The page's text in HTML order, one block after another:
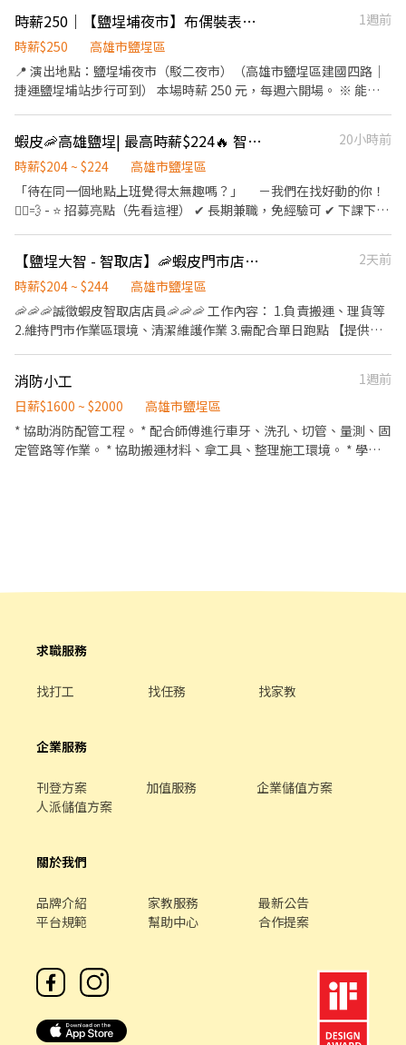
有冷氣！有冷氣！不用擔心廚房悶熱！夥伴們活力、好相處～ 出勤
與工作表現良好，通過階段性考核即享有調薪機會，付出看得見！
我們珍惜每一位夥伴，致力打造優質的工作環境，也提供完整的學
習資源與成長空間。看似簡單的飲品，富含我們引以為傲的堅持與
力💪 #短期勿試 #非誠勿擾 #可排時間多、穩定者優先考慮 #需具備
駕照與機車
時薪250｜【鹽埕埔夜市】布偶裝表演｜自主報班・無經驗可
1週前
時薪$250
高雄市鹽埕區
📍 演出地點：鹽埕埔夜市（駁二夜市）（高雄市鹽埕區建國四路｜
捷運鹽埕埔站步行可到） 本場時薪 250 元，每週六開場。 ※ 能去
（楠梓區）｜週五、週六 ・楠都（楠梓區）｜週日 ・大社（大社
區）｜週三、週六 ・青年（鳳山區）、光華（苓雅區）、六合（新
興區）、南華（新興區）、凱旋（前鎮區） ……更多場地無法列
舉，請見諒。 🚇 交通：捷運橘線鹽埕埔站下車走幾分鐘就到，緊鄰
商圈、活動、市集，都歡迎主動提出來，談得下來的場地我們就直
接開班給你跑。 🌟 工作亮點 ・自主報班制：班表自己挑，想跑幾天
人帶，可先報 1～2 小時試試看，適應了再開始長期排班。 ・天天
有場次：週一到週日都有場可報，不用等，這週就能開始賺。 ・邊
賺錢邊健身：穿可愛布偶裝與民眾互動，跳一場等於健身房一小
時。 ・大方展現自我：跳舞、揮手、搞怪、拍照互動都大受歡迎，
長期穩定都歡迎。 ・新手試作：初次報班請註明「新人」，時段先
抓 1～2 小時，熟悉場地和流程。 ・適合對象：性格開朗、能配合
夜間時段、不怕在人群面前表現的你。 ・布偶裝、道具、飲水公司
蝦皮🦐高雄鹽埕| 最高時薪$224🔥 智取店 #蝦皮店到店 #免經驗可
20小時前
時薪$204 ~ $224
高雄市鹽埕區
「待在同一個地點上班覺得太無趣嗎？」 －我們在找好動的你！
🏃‍♀️💨 - ⭐ 招募亮點（先看這裡） ✔ 長期兼職，免經驗可 ✔ 下課下班
秋獎金 - 📦 工作內容 1️⃣ 包裹上架、裝箱、理貨、搬運、盤點 ▸ 請先
自行評估身體是否能搬重 2️⃣ 工作性質為多門市跑點，不需久待門
市，『著重於上架速度與準確度』 3️⃣ 設備維護與基本門市環境清潔
4️⃣ 必須有機車駕照及自備機車 5️⃣ 依門市需求配合支援距離 10 公里
17:30–23:30，每次班排班約2–6 小時 - 📌 實際排班依由 門市主管
排班 📌 須配合一周至少給班4天(含假日) - 💰 薪資福利 早班時薪
196+晚班津貼28) - ✅ 享勞保（一定有） ✅ 健保自行決定是否加保
✅ 任職滿半年享端午 / 中秋獎金 ✅ 薪資匯款（無法領現） - 📍 參考
【鹽埕大智 - 智取店】🦐蝦皮門市店員✨ #薪資高 #快速上工 #完整職訓
2天前
時薪$204 ~ $244
高雄市鹽埕區
🦐🦐🦐誠徵蝦皮智取店店員🦐🦐🦐 工作內容： 1.負責搬運、理貨等
2.維持門市作業區環境、清潔維護作業 3.需配合單日跑點 【提供完
($244)✨ （詳細上班時間如下） ＝＝＝＝＝＝＝＝＝＝＝＝＝＝＝
＝＝＝＝ 早班時薪：07:00-12:00（可彈性調整"上班時間"最晚從
08:30開始，預計排班3-5小時） 晚班時薪：18:30-22:30 夜班時
薪：23:30-03:30 (一週排班約3～4天)
消防小工
1週前
日薪$1600 ~ $2000
高雄市鹽埕區
* 協助消防配管工程。 * 配合師傅進行車牙、洗孔、切管、量測、固
定管路等作業。 * 協助搬運材料、拿工具、整理施工環境。 * 學習
求職服務
找打工 找任務 找家教
企業服務
刊登方案 加值服務
企業儲值方案
人派儲值方案
關於我們
品牌介紹 家教服務
最新公告
平台規範
幫助中心 合作提案